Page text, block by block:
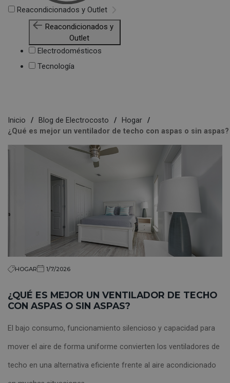
Reacondicionados y Outlet
Reacondicionados y
Outlet
Electrodomésticos
Tecnología
Inicio Blog de Electrocosto
Hogar
¿Qué es mejor un ventilador de techo con aspas o sin aspas?
HOGAR 1/7/2026
¿QUÉ ES MEJOR UN VENTILADOR DE TECHO
CON ASPAS O SIN ASPAS?
El bajo consumo, funcionamiento silencioso y capacidad para
mover el aire de forma uniforme convierten los ventiladores de
techo en una alternativa eficiente frente al aire acondicionado